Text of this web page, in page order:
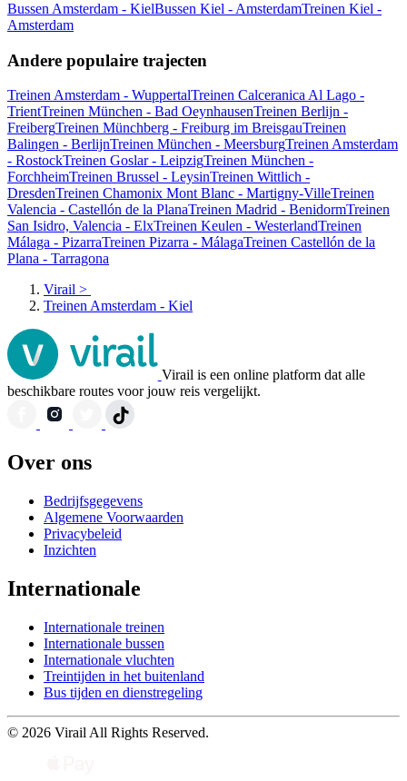
Bussen Amsterdam - KielBussen Kiel - AmsterdamTreinen Kiel -
Amsterdam
Andere populaire trajecten
Treinen Amsterdam - WuppertalTreinen Calceranica Al Lago -
TrientTreinen München - Bad OeynhausenTreinen Berlijn -
FreibergTreinen Münchberg - Freiburg im BreisgauTreinen
Balingen - BerlijnTreinen München - MeersburgTreinen Amsterdam
- RostockTreinen Goslar - LeipzigTreinen München -
ForchheimTreinen Brussel - LeysinTreinen Wittlich -
DresdenTreinen Chamonix Mont Blanc - Martigny-VilleTreinen
Valencia - Castellón de la PlanaTreinen Madrid - BenidormTreinen
San Isidro, Valencia - ElxTreinen Keulen - WesterlandTreinen
Málaga - PizarraTreinen Pizarra - MálagaTreinen Castellón de la
Plana - Tarragona
Virail >
Treinen Amsterdam - Kiel
Virail is een online platform dat alle
beschikbare routes voor jouw reis vergelijkt.
Over ons
Bedrijfsgegevens
Algemene Voorwaarden
Privacybeleid
Inzichten
Internationale
Internationale treinen
Internationale bussen
Internationale vluchten
Treintijden in het buitenland
Bus tijden en dienstregeling
© 2026 Virail All Rights Reserved.